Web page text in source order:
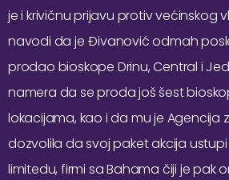
je i krivičnu prijavu protiv većinskog
navodi da je Đivanović odmah
prodao bioskope Drinu, Central i
namera da se proda još šest
lokacijama, kao i da mu je Agencija
dozvolila da svoj paket akcija
limitedu, firmi sa Bahama čiji je pak